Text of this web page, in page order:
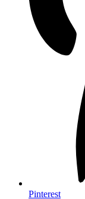
Pinterest